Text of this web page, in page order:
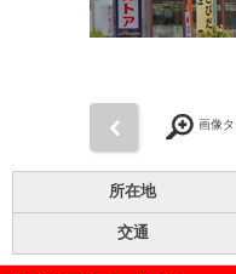
画像
所在地
交通